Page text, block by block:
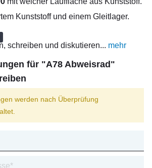
Kunststoff und einem Gleitlager.
schreiben und diskutieren... mehr
für "A78 Abweisrad"
werden nach Überprüfung